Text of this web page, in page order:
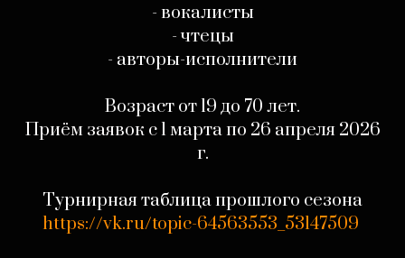
- вокалисты
- чтецы
- авторы-исполнители
‎Возраст от 19 до 70 лет.
Приём заявок с 1 марта по 26 апреля 2026
г.
‎Турнирная таблица прошлого сезона
https://vk.ru/topic-64563553_53147509